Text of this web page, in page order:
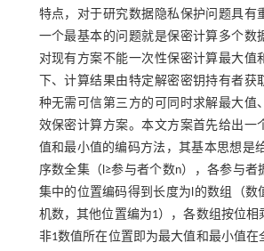
特点，对于研究数据隐私保护问题具有
一个最基本的问题就是保密计算多个数
对现有方案不能一次性保密计算最大值
下、计算结果由特定解密密钥持有者获
种无需可信第三方的可同时求解最大值
效保密计算方案。本文方案首先给出一
值和最小值的编码方法，其基本思想是
序数全集（l≥参与者个数n），各参与者
集中的位置编码得到长度为l的数组（数
机数，其他位置编为1），各数组按位相
非1数值所在位置即为最大值和最小值在